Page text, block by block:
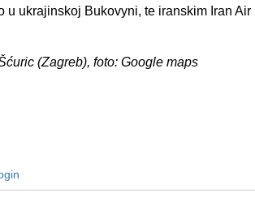
u ukrajinskoj Bukovyni, te iranskim Iran
(Zagreb), foto: Google maps